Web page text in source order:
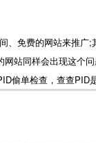
、免费的网站来推
站同样会出现这个
偷单检查，查查PID